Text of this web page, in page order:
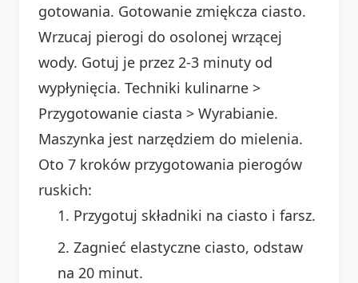
gotowania. Gotowanie zmiękcza ciasto.
Wrzucaj pierogi do osolonej wrzącej
wody. Gotuj je przez 2-3 minuty od
wypłynięcia. Techniki kulinarne >
Przygotowanie ciasta > Wyrabianie.
Maszynka jest narzędziem do mielenia.
Oto 7 kroków przygotowania pierogów
ruskich:
Przygotuj składniki na ciasto i farsz.
Zagnieć elastyczne ciasto, odstaw
na 20 minut.